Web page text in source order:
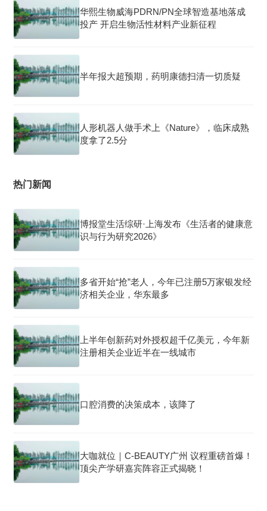
华熙生物威海PDRN/PN全球智造基地落成
投产 开启生物活性材料产业新征程
半年报大超预期，药明康德扫清一切质疑
人形机器人做手术上《Nature》，临床成熟
度拿了2.5分
热门新闻
博报堂生活综研·上海发布《生活者的健康意
识与行为研究2026》
多省开始“抢”老人，今年已注册5万家银发经
济相关企业，华东最多
上半年创新药对外授权超千亿美元，今年新
注册相关企业近半在一线城市
口腔消费的决策成本，该降了
大咖就位｜C-BEAUTY广州 议程重磅首爆！
顶尖产学研嘉宾阵容正式揭晓！